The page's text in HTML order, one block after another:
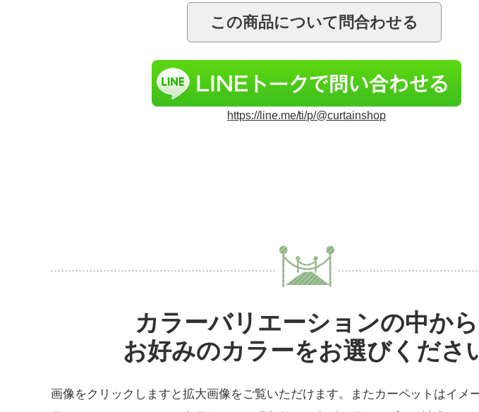
https://line.me/ti/p/@curtainshop
カラーバリエーションの中から
お好みのカラーをお選びくださ
画像をクリックしますと拡大画像をご覧いただけます。またカーペットはイメ